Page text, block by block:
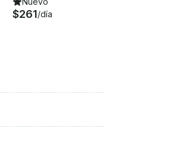
$261/día